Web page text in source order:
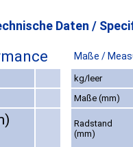
Daten /
Maße /
kg/leer
Maße (mm)
Radstand
(mm)